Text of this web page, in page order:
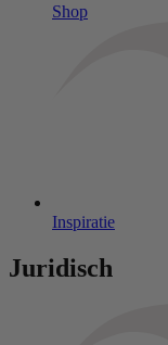
Shop
Inspiratie
Juridisch